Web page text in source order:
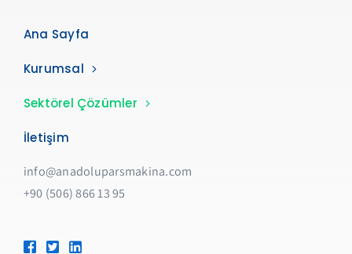
Ana Sayfa
Kurumsal
Sektörel Çözümler
İletişim
info@anadoluparsmakina.com
+90 (506) 866 13 95